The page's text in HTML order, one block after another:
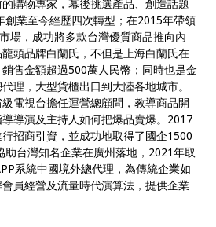
購物專家，幕後挑選產品、創造話題
創業至今經歷四次轉型；在2015年帶領
場，成功將多款台灣優質商品推向內
頭品牌白蘭氏，不但是上海白蘭氏在
售金額超過500萬人民幣；同時也是金
理，大型貨櫃出口到大陸各地城市。
電視台擔任運營總顧問，教導商品開
導演及主持人如何把爆品賣爆。2017
招商引資，並成功地取得了國企1500
台灣知名企業在廣州落地，2021年取
系統中國境外總代理，為傳統企業如
員經營及流量時代演算法，提供企業